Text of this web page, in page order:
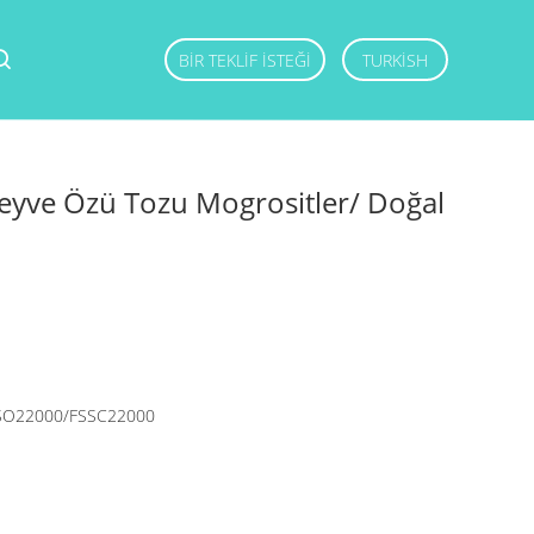
BIR TEKLIF ISTEĞI TURKISH
Özü Tozu Mogrositler/ Doğal
FSSC22000